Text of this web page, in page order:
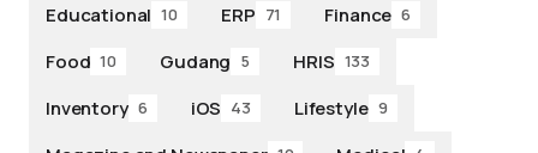
Educational 10 ERP 71 Finance 6
Food 10 Gudang 5 HRIS 133
Inventory 6 iOS 43 Lifestyle 9